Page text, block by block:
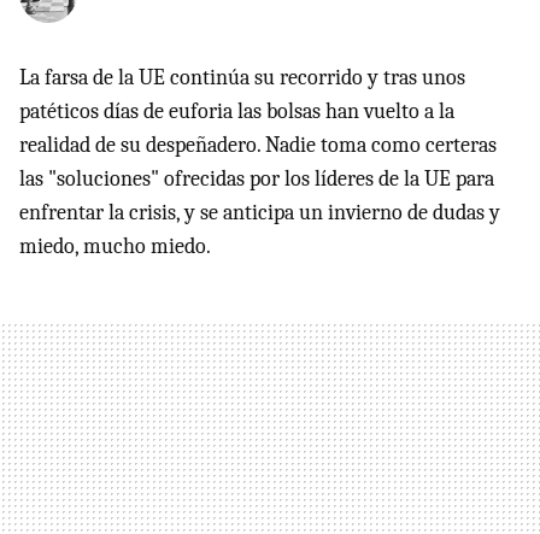
La farsa de la UE continúa su recorrido y tras unos
patéticos días de euforia las bolsas han vuelto a la
realidad de su despeñadero. Nadie toma como certeras
las "soluciones" ofrecidas por los líderes de la UE para
enfrentar la crisis, y se anticipa un invierno de dudas y
miedo, mucho miedo.